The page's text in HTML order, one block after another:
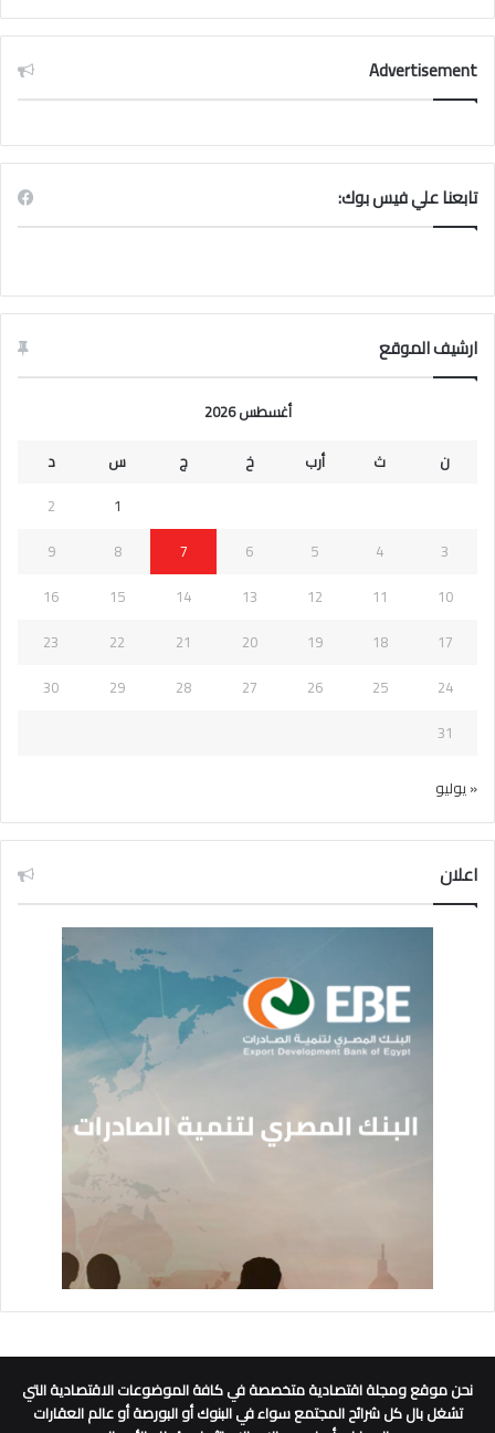
Advertisement
تابعنا علي فيس بوك:
ارشيف الموقع
أغسطس 2026
ن
ث أرب خ ج س
د
1
2
3
4
5
6
7
8
9
10
11
12
13
14
15
16
17
18
19
20
21
22
23
24
25
26
27
28
29
30
31
« يوليو
اعلان
نحن موقع ومجلة اقتصادية متخصصة في كافة الموضوعات الاقتصادية التي
تشغل بال كل شرائح المجتمع سواء في البنوك أو البورصة أو عالم العقارات